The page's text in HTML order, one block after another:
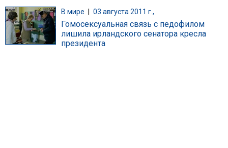
В мире 03 августа 2011 г.,
Гомосексуальная связь с педофилом
лишила ирландского сенатора кресла
президента